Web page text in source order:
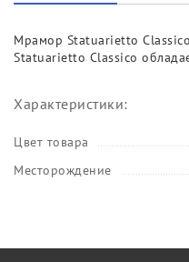
Мрамор Statuarietto
Statuarietto Classico
Характеристики:
Цвет товара
Месторождение